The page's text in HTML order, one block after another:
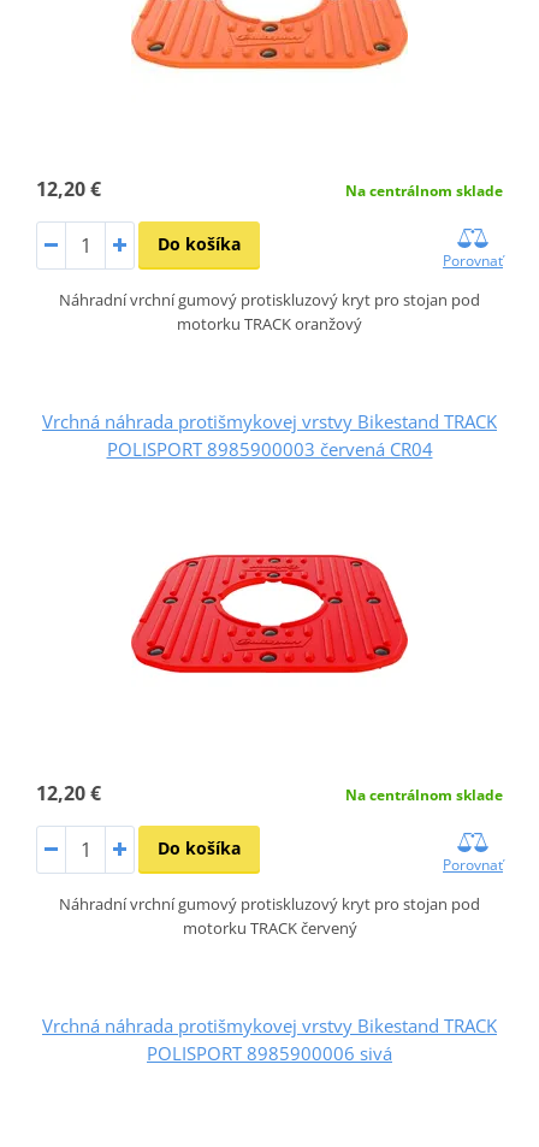
12,20 € Na centrálnom sklade
Do košíka
Porovnať
Náhradní vrchní gumový protiskluzový kryt pro stojan pod
motorku TRACK oranžový
Vrchná náhrada protišmykovej vrstvy Bikestand TRACK
POLISPORT 8985900003 červená CR04
12,20 € Na centrálnom sklade
Do košíka
Porovnať
Náhradní vrchní gumový protiskluzový kryt pro stojan pod
motorku TRACK červený
Vrchná náhrada protišmykovej vrstvy Bikestand TRACK
POLISPORT 8985900006 sivá